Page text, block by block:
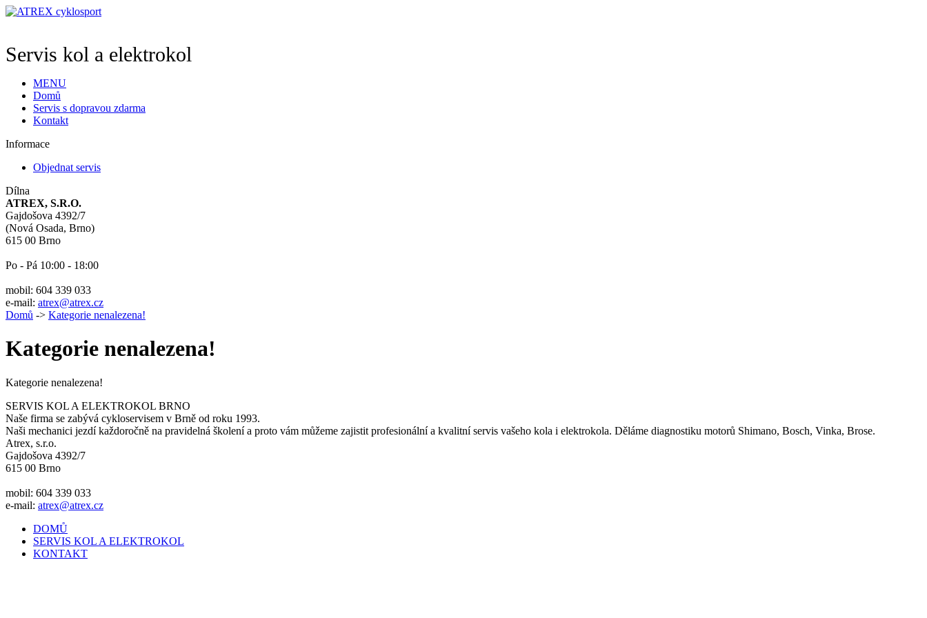
Servis kol a elektrokol
MENU
Domů
Servis s dopravou zdarma
Kontakt
Informace
Objednat servis
Dílna
ATREX, S.R.O.
Gajdošova 4392/7
(Nová Osada, Brno)
615 00 Brno
Po - Pá 10:00 - 18:00
mobil: 604 339 033
e-mail: atrex@atrex.cz
Domů -> Kategorie nenalezena!
Kategorie nenalezena!
Kategorie nenalezena!
SERVIS KOL A ELEKTROKOL BRNO
Naše firma se zabývá cykloservisem v Brně od roku 1993.
Naši mechanici jezdí každoročně na pravidelná školení a proto vám můžeme zajistit profesionální a kvalitní servis vašeho kola i elektrokola. Děláme diagnostiku motorů Shimano, Bosch, Vinka, Brose.
Atrex, s.r.o.
Gajdošova 4392/7
615 00 Brno
mobil: 604 339 033
e-mail: atrex@atrex.cz
DOMŮ
SERVIS KOL A ELEKTROKOL
KONTAKT